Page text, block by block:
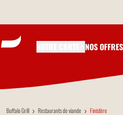
NOS OFFRES
Buffalo Grill Restaurants de viande Finistère